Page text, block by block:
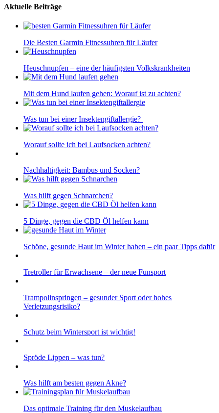
Aktuelle Beiträge
Die Besten Garmin Fitnessuhren für Läufer
Heuschnupfen – eine der häufigsten Volkskrankheiten
Mit dem Hund laufen gehen: Worauf ist zu achten?
Was tun bei einer Insektengiftallergie?
Worauf sollte ich bei Laufsocken achten?
Nachhaltigkeit: Bambus und Socken?
Was hilft gegen Schnarchen?
5 Dinge, gegen die CBD Öl helfen kann
Schöne, gesunde Haut im Winter haben – ein paar Tipps dafür
Tretroller für Erwachsene – der neue Funsport
Trampolinspringen – gesunder Sport oder hohes
Verletzungsrisiko?
Schutz beim Wintersport ist wichtig!
Spröde Lippen – was tun?
Was hilft am besten gegen Akne?
Das optimale Training für den Muskelaufbau